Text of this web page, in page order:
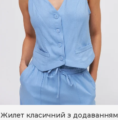
Жилет класичний з додаванням